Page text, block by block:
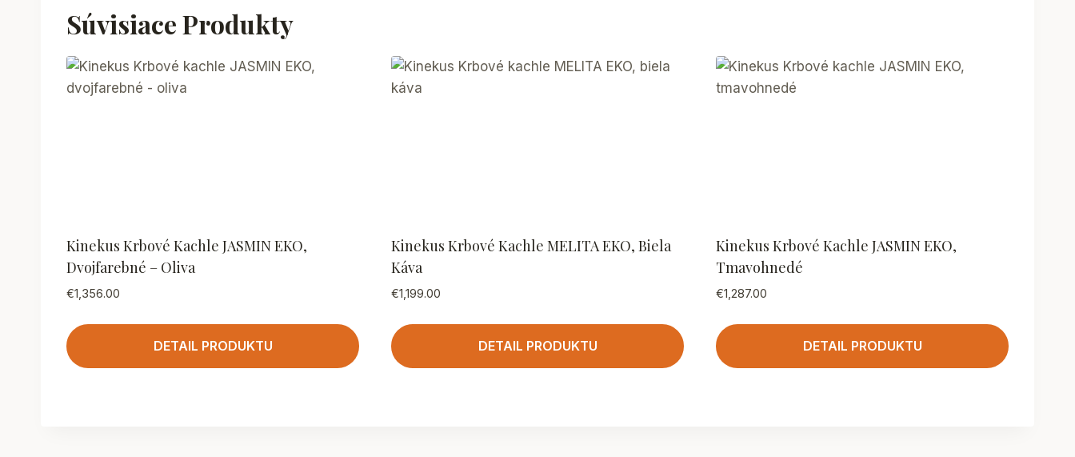
Súvisiace Produkty
Kinekus Krbové Kachle JASMIN EKO,
Dvojfarebné – Oliva
€1,356.00
DETAIL PRODUKTU
Kinekus Krbové Kachle MELITA EKO, Biela
Káva
€1,199.00
DETAIL PRODUKTU
Kinekus Krbové Kachle JASMIN EKO,
Tmavohnedé
€1,287.00
DETAIL PRODUKTU